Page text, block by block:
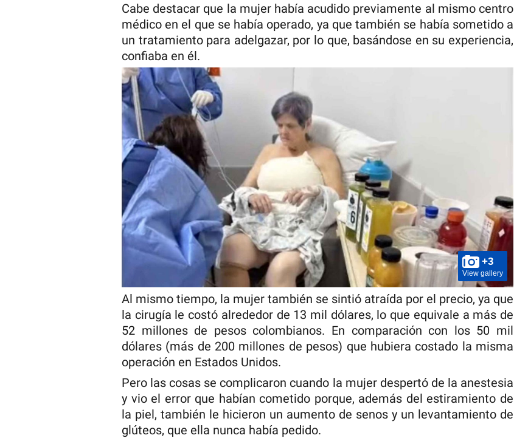
Cabe destacar que la mujer había acudido previamente al mismo centro
médico en el que se había operado, ya que también se había sometido a
un tratamiento para adelgazar, por lo que, basándose en su experiencia,
confiaba en él.
+3
View gallery
Al mismo tiempo, la mujer también se sintió atraída por el precio, ya que
la cirugía le costó alrededor de 13 mil dólares, lo que equivale a más de
52 millones de pesos colombianos. En comparación con los 50 mil
dólares (más de 200 millones de pesos) que hubiera costado la misma
operación en Estados Unidos.
Pero las cosas se complicaron cuando la mujer despertó de la anestesia
y vio el error que habían cometido porque, además del estiramiento de
la piel, también le hicieron un aumento de senos y un levantamiento de
glúteos, que ella nunca había pedido.